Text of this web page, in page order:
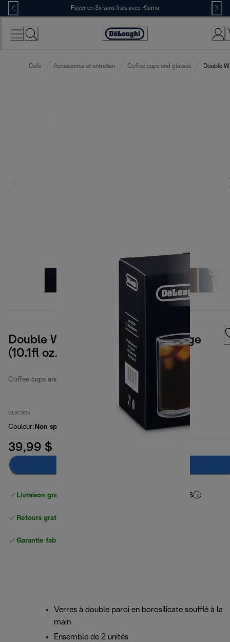
Skip
to
Content
Payer en 3x sans frais avec Klarna
Déclaration
Café Accessoires et entretien Coffee cups and glasses Double
Double Wall Cold Brew Glass Large
(10.1fl oz/300ml) Set of 2
Coffee cups and glasses
DLSC325
Couleur: Non spécifié
39,99 $
Livraison gratuite pour les commandes de plus de 40 $
Retours gratuits
Garantie fabricant complète
Verres à double paroi en borosilicate soufflé à la
main
Ensemble de 2 unités